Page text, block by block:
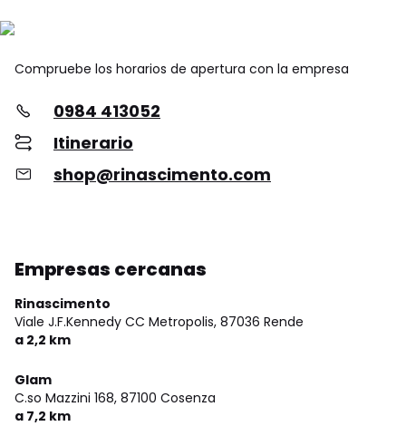
Compruebe los horarios de apertura con la empresa
0984 413052
Itinerario
shop@rinascimento.com
Empresas cercanas
Rinascimento
Viale J.F.Kennedy CC Metropolis, 87036 Rende
a 2,2 km
Glam
C.so Mazzini 168, 87100 Cosenza
a 7,2 km